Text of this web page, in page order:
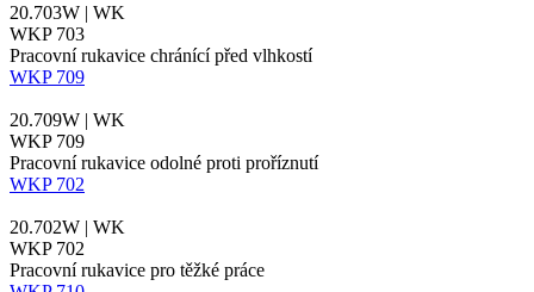
20.703W | WK
WKP 703
Pracovní rukavice chránící před vlhkostí
WKP 709
20.709W | WK
WKP 709
Pracovní rukavice odolné proti proříznutí
WKP 702
20.702W | WK
WKP 702
Pracovní rukavice pro těžké práce